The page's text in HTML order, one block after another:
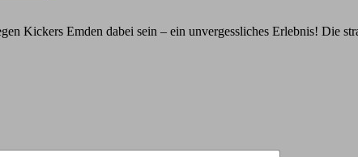
Kickers Emden dabei sein – ein unvergessliches Erlebnis! Die